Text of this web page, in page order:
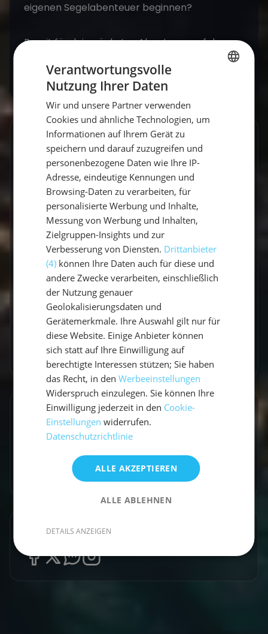
eigenen Segelabenteuer beginnen?
Bereit für dein nächstes Abenteuer auf dem
GESCHRIEBEN VON
Vicci
Travel Explorerin
Vicci schreibt über Segelabenteuer,
Küstenorte und Reisen abseits der üblichen
Routen. Mit einem Gespür für besondere
Momente verbindet sie Explorer-Spirit mit
praktischen Travel-Tipps.
Zum Autorenprofil→
Entdecke ähnliche Törns
Finde deinen perfekten Segeltörn
Törns ansehen
Artikel teilen
Verantwortungsvolle
Nutzung Ihrer Daten
Wir und unsere Partner verwenden
Cookies und ähnliche Technologien, um
Informationen auf Ihrem Gerät zu
speichern und darauf zuzugreifen und
personenbezogene Daten wie Ihre IP-
Adresse, eindeutige Kennungen und
Browsing-Daten zu verarbeiten, für
personalisierte Werbung und Inhalte,
Messung von Werbung und Inhalten,
Zielgruppen-Insights und zur
Verbesserung von Diensten. Drittanbieter
(4) können Ihre Daten auch für diese und
andere Zwecke verarbeiten, einschließlich
der Nutzung genauer
Geolokalisierungsdaten und
Gerätemerkmale. Ihre Auswahl gilt nur für
diese Website. Einige Anbieter können
sich statt auf Ihre Einwilligung auf
berechtigte Interessen stützen; Sie haben
das Recht, in denWerbeeinstellungen
Widerspruch einzulegen. Sie können Ihre
Einwilligung jederzeit in den Cookie-
Einstellungen widerrufen.
Datenschutzrichtlinie
ALLE AKZEPTIEREN
ALLE ABLEHNEN
DETAILS ANZEIGEN